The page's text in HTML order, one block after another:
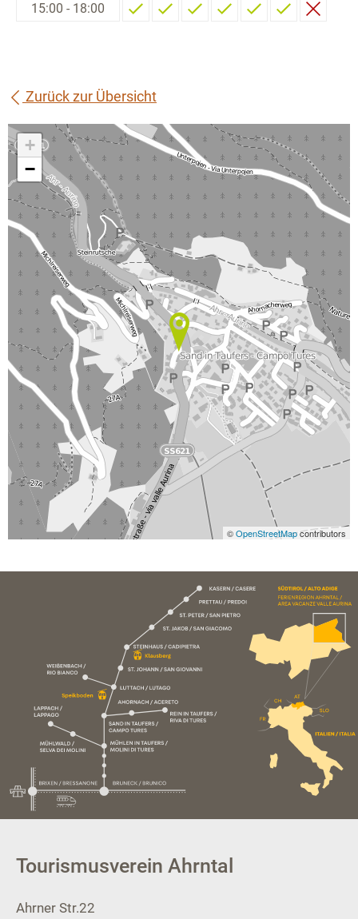
15:00 - 18:00
Zurück zur Übersicht
+
−
©OpenStreetMapcontributors
Tourismusverein Ahrntal
Ahrner Str.22